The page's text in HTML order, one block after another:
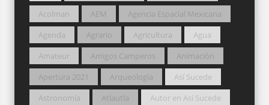
Acolman
AEM
Agencia Espacial Mexicana
Agenda
Agrario Agricultura
Agua
Amateur
Amigos Camperos
Animación
Apertura 2021
Arqueología
Así Sucede
Astronomía
Atlautla
Autor en Así Sucede